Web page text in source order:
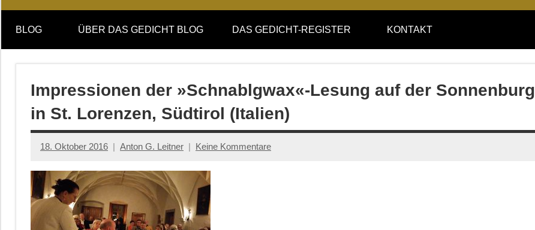
DAS
GEDICHT
blog
DAS
GEDICHT.
Zeitschrift
BLOG ÜBER DAS GEDICHT BLOG DAS GEDICHT-REGISTER KONTAKT
Impressionen der »Schnablgwax«-Lesung auf der Sonnenburg
in St. Lorenzen, Südtirol (Italien)
18. Oktober 2016 Anton G. Leitner Keine Kommentare